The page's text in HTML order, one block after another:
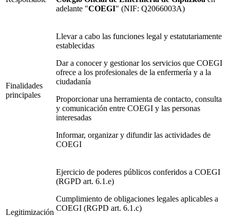
adelante "COEGI" (NIF: Q2066003A)
Finalidades
principales
Llevar a cabo las funciones legal y estatutariamente
establecidas
Dar a conocer y gestionar los servicios que COEGI
ofrece a los profesionales de la enfermería y a la
ciudadanía
Proporcionar una herramienta de contacto, consulta
y comunicación entre COEGI y las personas
interesadas
Informar, organizar y difundir las actividades de
COEGI
Legitimización
Ejercicio de poderes públicos conferidos a COEGI
(RGPD art. 6.1.e)
Cumplimiento de obligaciones legales aplicables a
COEGI (RGPD art. 6.1.c)